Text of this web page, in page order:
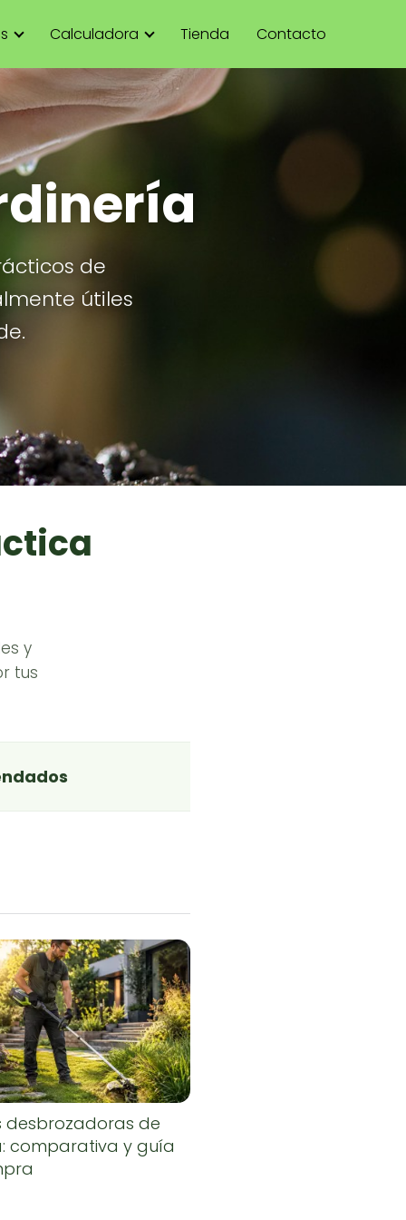
Calculadora Tienda Contacto
de
útiles
y
tus
desbrozadoras de
comparativa y guía